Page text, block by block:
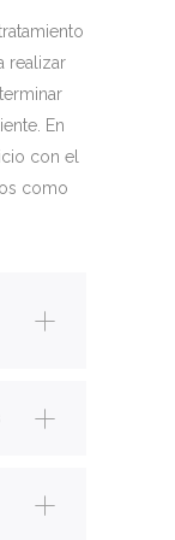
realizar
En
con el
como